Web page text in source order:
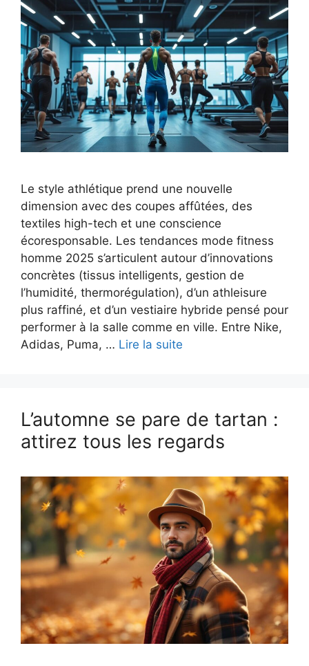
Le style athlétique prend une nouvelle
dimension avec des coupes affûtées, des
textiles high-tech et une conscience
écoresponsable. Les tendances mode fitness
homme 2025 s’articulent autour d’innovations
concrètes (tissus intelligents, gestion de
l’humidité, thermorégulation), d’un athleisure
plus raffiné, et d’un vestiaire hybride pensé pour
performer à la salle comme en ville. Entre Nike,
Adidas, Puma, … Lire la suite
L’automne se pare de tartan :
attirez tous les regards